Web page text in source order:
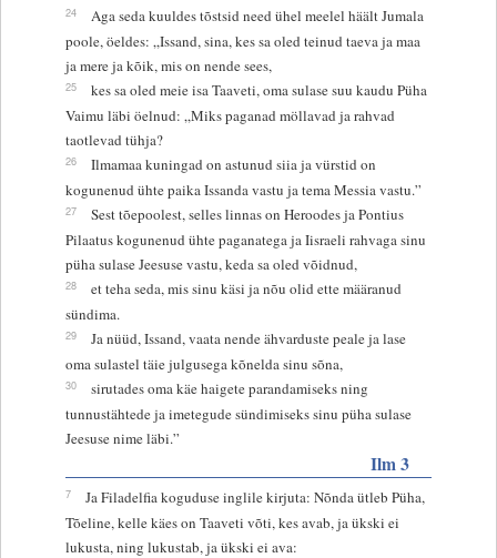
24
Aga seda kuuldes tõstsid need ühel meelel häält Jumala
poole, öeldes: „Issand, sina, kes sa oled teinud taeva ja maa
ja mere ja kõik, mis on nende sees,
25
kes sa oled meie isa Taaveti, oma sulase suu kaudu Püha
Vaimu läbi öelnud: „Miks paganad möllavad ja rahvad
taotlevad tühja?
26
Ilmamaa kuningad on astunud siia ja vürstid on
kogunenud ühte paika Issanda vastu ja tema Messia vastu.”
27
Sest tõepoolest, selles linnas on Heroodes ja Pontius
Pilaatus kogunenud ühte paganatega ja Iisraeli rahvaga sinu
püha sulase Jeesuse vastu, keda sa oled võidnud,
28
et teha seda, mis sinu käsi ja nõu olid ette määranud
sündima.
29
Ja nüüd, Issand, vaata nende ähvarduste peale ja lase
oma sulastel täie julgusega kõnelda sinu sõna,
30
sirutades oma käe haigete parandamiseks ning
tunnustähtede ja imetegude sündimiseks sinu püha sulase
Jeesuse nime läbi.”
Ilm 3
7
Ja Filadelfia koguduse inglile kirjuta: Nõnda ütleb Püha,
Tõeline, kelle käes on Taaveti võti, kes avab, ja ükski ei
lukusta, ning lukustab, ja ükski ei ava: